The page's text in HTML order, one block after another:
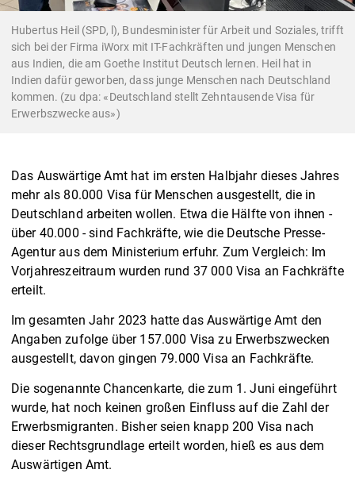
Hubertus Heil (SPD, l), Bundesminister für Arbeit und Soziales, trifft
sich bei der Firma iWorx mit IT-Fachkräften und jungen Menschen
aus Indien, die am Goethe Institut Deutsch lernen. Heil hat in
Indien dafür geworben, dass junge Menschen nach Deutschland
kommen. (zu dpa: «Deutschland stellt Zehntausende Visa für
Erwerbszwecke aus»)
Das Auswärtige Amt hat im ersten Halbjahr dieses Jahres
mehr als 80.000 Visa für Menschen ausgestellt, die in
Deutschland arbeiten wollen. Etwa die Hälfte von ihnen -
über 40.000 - sind Fachkräfte, wie die Deutsche Presse-
Agentur aus dem Ministerium erfuhr. Zum Vergleich: Im
Vorjahreszeitraum wurden rund 37 000 Visa an Fachkräfte
erteilt.
Im gesamten Jahr 2023 hatte das Auswärtige Amt den
Angaben zufolge über 157.000 Visa zu Erwerbszwecken
ausgestellt, davon gingen 79.000 Visa an Fachkräfte.
Die sogenannte Chancenkarte, die zum 1. Juni eingeführt
wurde, hat noch keinen großen Einfluss auf die Zahl der
Erwerbsmigranten. Bisher seien knapp 200 Visa nach
dieser Rechtsgrundlage erteilt worden, hieß es aus dem
Auswärtigen Amt.